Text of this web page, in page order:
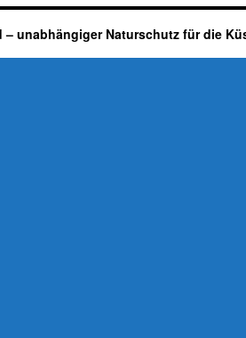
– unabhängiger Naturschutz für die